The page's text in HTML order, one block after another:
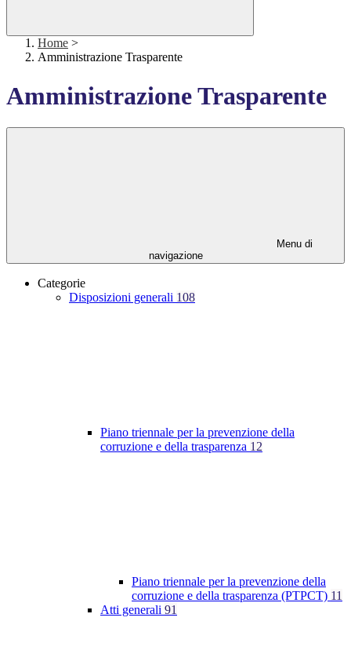
Home >
Amministrazione Trasparente
Amministrazione Trasparente
Menu di
navigazione
Categorie
Disposizioni generali 108
Piano triennale per la prevenzione della
corruzione e della trasparenza 12
Piano triennale per la prevenzione della
corruzione e della trasparenza (PTPCT) 11
Atti generali 91